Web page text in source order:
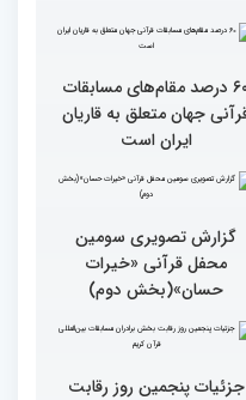
مسابقات بین المللی قران
کریم
۶۰ درصد مقام‌های مسابقات
قرآنی جهان متعلق به قاریان